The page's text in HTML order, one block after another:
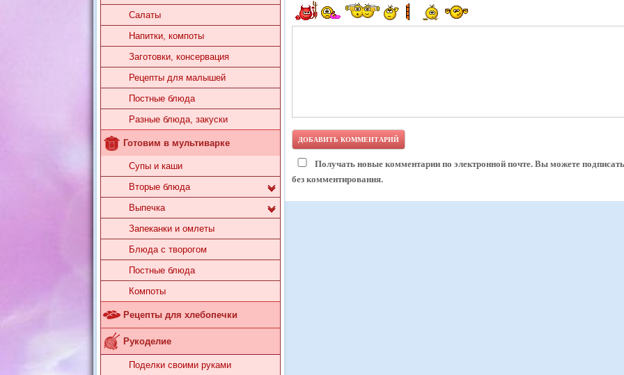
Салаты
Напитки, компоты
Заготовки, консервация
Рецепты для малышей
Постные блюда
Разные блюда, закуски
Готовим в мультиварке
Супы и каши
Вторые блюда
Выпечка
Запеканки и омлеты
Блюда с творогом
Постные блюда
Компоты
Рецепты для хлебопечки
Рукоделие
Поделки своими руками
Получать новые комментарии по электронной почте. Вы можете
без комментирования.